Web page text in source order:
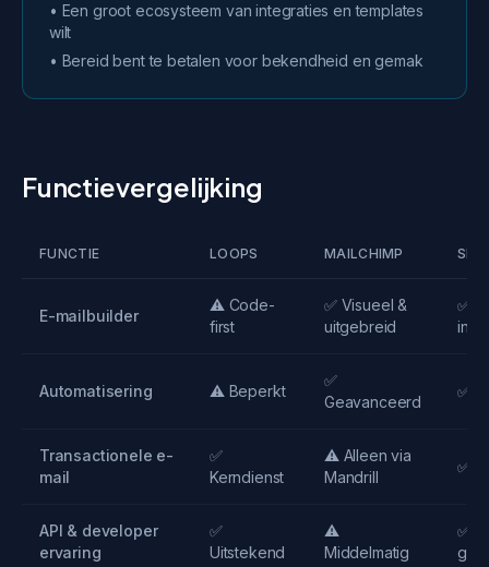
• Een groot ecosysteem van integraties en templates
wilt
• Bereid bent te betalen voor bekendheid en gemak
Functievergelijking
FUNCTIE LOOPS MAILCHIMP
E-mailbuilder
⚠️ Code-
first
✅ Visueel &
uitgebreid
✅
Automatisering ⚠️ Beperkt
✅
Geavanceerd
✅
Transactionele e-
mail
✅
Kerndienst
⚠️ Alleen via
Mandrill
✅
API & developer
ervaring
✅
Uitstekend
⚠️
Middelmatig
✅